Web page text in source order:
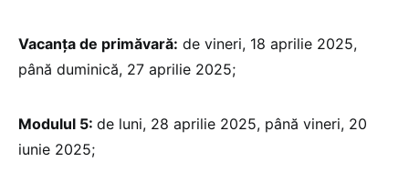
Vacanța de primăvară: de vineri, 18 aprilie 2025,
până duminică, 27 aprilie 2025;
Modulul 5: de luni, 28 aprilie 2025, până vineri, 20
iunie 2025;